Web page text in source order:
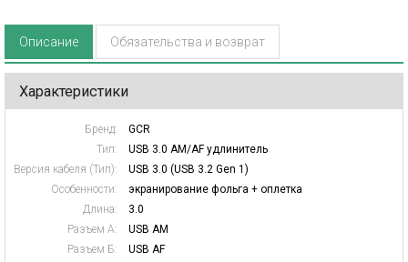
Описание Обязательства и возврат
Характеристики
Бренд:
GCR
Тип:
USB 3.0 AM/AF удлинитель
Версия кабеля (Тип):
USB 3.0 (USB 3.2 Gen 1)
Особенности:
экранирование фольга + оплетка
Длина:
3.0
Разъем А:
USB AM
Разъем Б:
USB AF